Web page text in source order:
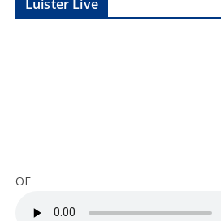
Luister Live
OF